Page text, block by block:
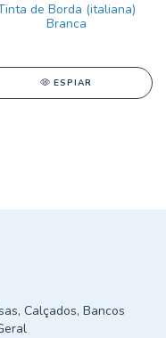
de Borda (italiana)
Branca
ESPIAR
Calçados, Bancos